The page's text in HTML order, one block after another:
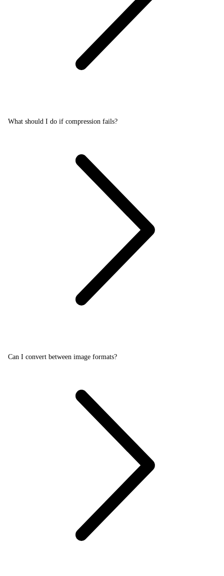
What should I do if compression fails?
Can I convert between image formats?